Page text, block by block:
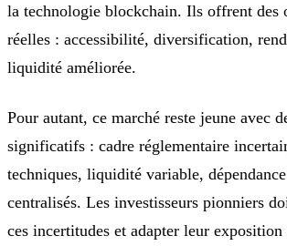
la technologie blockchain. Ils offrent des
réelles : accessibilité, diversification,
liquidité améliorée.
Pour autant, ce marché reste jeune avec
significatifs : cadre réglementaire
techniques, liquidité variable,
centralisés. Les investisseurs pionniers
ces incertitudes et adapter leur exposition